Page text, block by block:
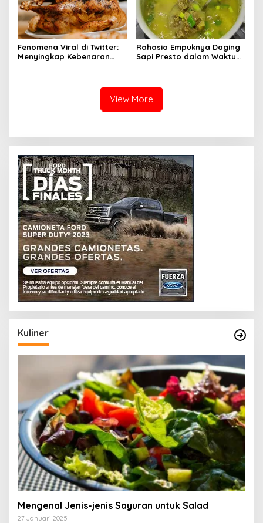
Fenomena Viral di Twitter:
Menyingkap Kebenaran
Rahasia Empuknya Daging
Sapi Presto dalam Waktu
View More
Kuliner
Mengenal Jenis-jenis Sayuran untuk Salad
27 Januari 2025